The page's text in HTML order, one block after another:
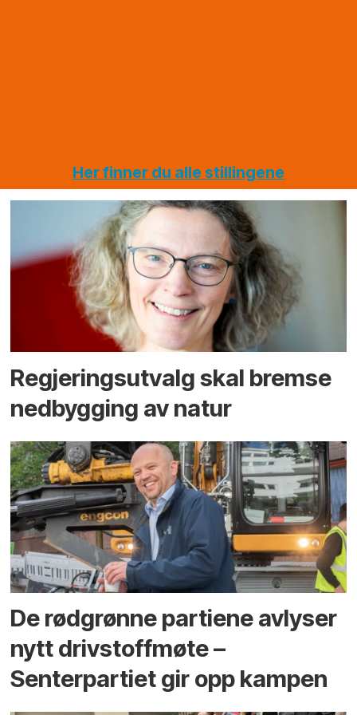
Her finner du alle stillingene
Regjerings­utvalg skal bremse
ned­bygging av natur
De rødgrønne partiene avlyser
nytt drivstoffmøte –
Senterpartiet gir opp kampen